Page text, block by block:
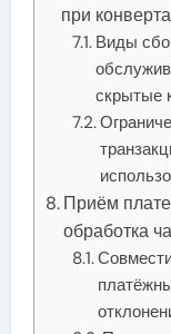
при
Виды
скрытые
Приём
обработка